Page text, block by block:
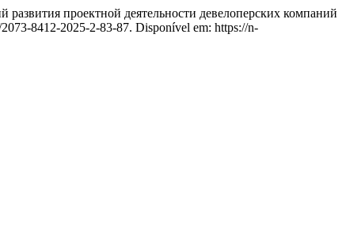
проектной деятельности девелоперских компаний
8412-2025-2-83-87. Disponível em: https://n-